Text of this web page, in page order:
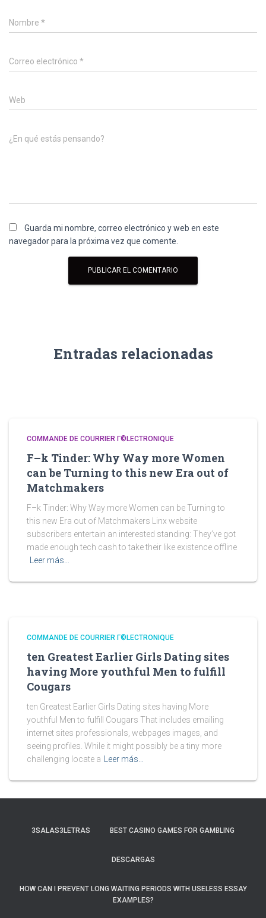
Nombre *
Correo electrónico *
Web
¿En qué estás pensando?
Guarda mi nombre, correo electrónico y web en este
navegador para la próxima vez que comente.
Entradas relacionadas
COMMANDE DE COURRIER Г©LECTRONIQUE
F–k Tinder: Why Way more Women
can be Turning to this new Era out of
Matchmakers
F–k Tinder: Why Way more Women can be Turning to
this new Era out of Matchmakers Linx website
subscribers entertain an interested standing: They’ve got
made enough tech cash to take their like existence offline
Leer más…
COMMANDE DE COURRIER Г©LECTRONIQUE
ten Greatest Earlier Girls Dating sites
having More youthful Men to fulfill
Cougars
ten Greatest Earlier Girls Dating sites having More
youthful Men to fulfill Cougars That includes emailing
internet sites professionals, webpages images, and
seeing profiles. While it might possibly be a tiny more
challenging locate a
Leer más…
3SALAS3LETRAS BEST CASINO GAMES FOR GAMBLING
DESCARGAS
HOW CAN I PREVENT LONG WAITING PERIODS WITH USELESS ESSAY
EXAMPLES?